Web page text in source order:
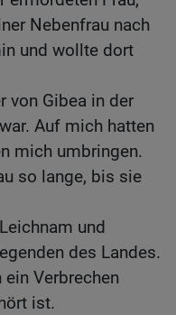
Nebenfrau nach
und wollte dort
von Gibea in der
Auf mich hatten
mich umbringen.
so lange, bis sie
und
des Landes.
ein Verbrechen
ist.